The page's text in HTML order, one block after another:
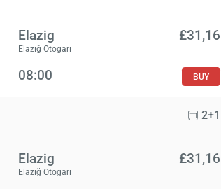
Elazig
Elazığ Otogarı
£‎31,16
08:00 BUY
2+1
Elazig
Elazığ Otogarı
£‎31,16